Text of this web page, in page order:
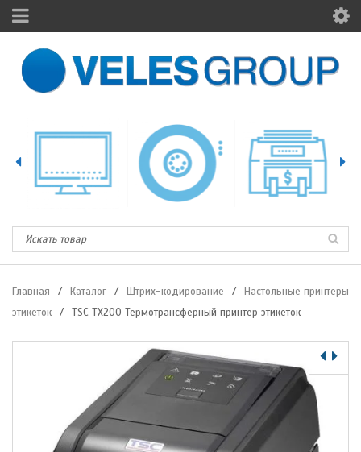
Главная / Каталог / Штрих-кодирование /
Настольные принтеры
этикеток
/ TSC TX200 Термотрансферный принтер этикеток